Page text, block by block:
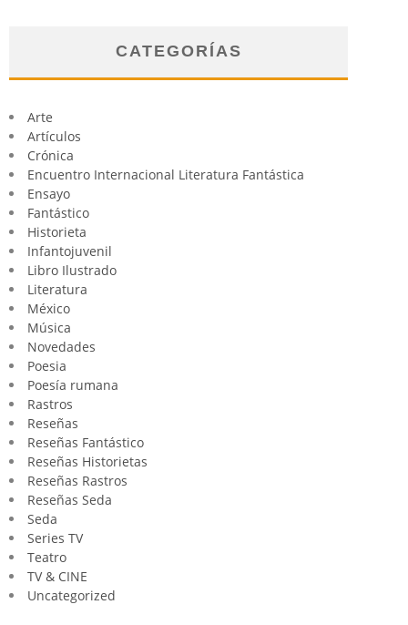
CATEGORÍAS
Arte
Artículos
Crónica
Encuentro Internacional Literatura Fantástica
Ensayo
Fantástico
Historieta
Infantojuvenil
Libro Ilustrado
Literatura
México
Música
Novedades
Poesia
Poesía rumana
Rastros
Reseñas
Reseñas Fantástico
Reseñas Historietas
Reseñas Rastros
Reseñas Seda
Seda
Series TV
Teatro
TV & CINE
Uncategorized